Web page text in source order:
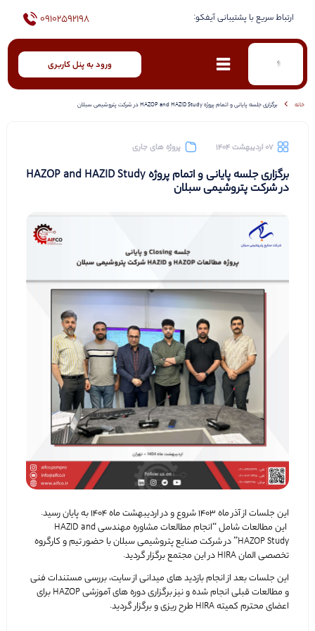
ارتباط سریع با پشتیبانی آیفکو: 09102592198
ورود به پنل کاربری
خانه برگزاری جلسه پایانی و اتمام پروژه HAZOP and HAZID Study در شرکت پتروشیمی سبلان
07 اردیبهشت 1404 پروژه های جاری
برگزاری جلسه پایانی و اتمام پروژه HAZOP and HAZID Study
در شرکت پتروشیمی سبلان
این جلسات از آذر ماه 1403 شروع و در اردیبهشت ماه 1404 به پایان رسید.
این مطالعات شامل “انجام مطالعات مشاوره مهندسی HAZID and
HAZOP Study” در شرکت صنایع پتروشیمی سبلان با حضور تیم و کارگروه
تخصصی المان HIRA در این مجتمع برگزار گردید.
این جلسات بعد از انجام بازدید های میدانی از سایت، بررسی مستندات فنی
و مطالعات قبلی انجام شده و نیز برگزاری دوره های آموزشی HAZOP برای
اعضای محترم کمیته HIRA طرح ریزی و برگزار گردید.